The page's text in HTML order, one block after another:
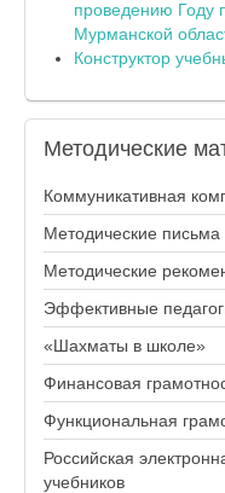
проведению Году
Мурманской
Конструктор
Методические
Коммуникативная
Методические письма
Методические
Эффективные
«Шахматы в школе»
Финансовая
Функциональная
Российская
учебников